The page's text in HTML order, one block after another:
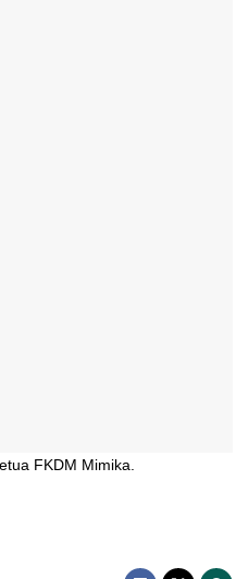
FKDM Mimika.